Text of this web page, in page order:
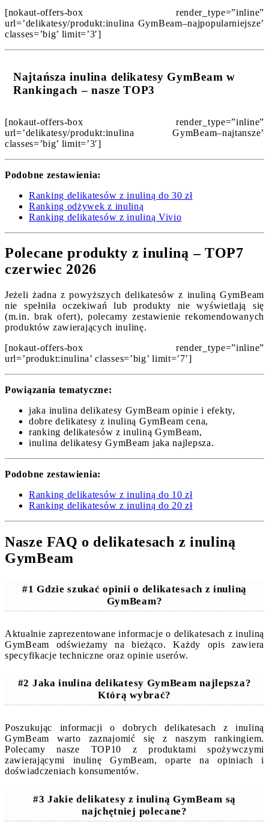
[nokaut-offers-box render_type=”inline”
url=’delikatesy/produkt:inulina GymBeam–najpopularniejsze’
classes=’big’ limit=’3′]
Najtańsza inulina delikatesy GymBeam w
Rankingach – nasze TOP3
[nokaut-offers-box render_type=”inline”
url=’delikatesy/produkt:inulina GymBeam–najtansze’
classes=’big’ limit=’3′]
Podobne zestawienia:
Ranking delikatesów z inuliną do 30 zł
Ranking odżywek z inuliną
Ranking delikatesów z inuliną Vivio
Polecane produkty z inuliną – TOP7
czerwiec 2026
Jeżeli żadna z powyższych delikatesów z inuliną GymBeam
nie spełniła oczekiwań lub produkty nie wyświetlają się
(m.in. brak ofert), polecamy zestawienie rekomendowanych
produktów zawierających inulinę.
[nokaut-offers-box render_type=”inline”
url=’produkt:inulina’ classes=’big’ limit=’7′]
Powiązania tematyczne:
jaka inulina delikatesy GymBeam opinie i efekty,
dobre delikatesy z inuliną GymBeam cena,
ranking delikatesów z inuliną GymBeam,
inulina delikatesy GymBeam jaka najlepsza.
Podobne zestawienia:
Ranking delikatesów z inuliną do 10 zł
Ranking delikatesów z inuliną do 20 zł
Nasze FAQ o delikatesach z inuliną
GymBeam
#1 Gdzie szukać opinii o delikatesach z inuliną
GymBeam?
Aktualnie zaprezentowane informacje o delikatesach z inuliną
GymBeam odświeżamy na bieżąco. Każdy opis zawiera
specyfikacje techniczne oraz opinie userów.
#2 Jaka inulina delikatesy GymBeam najlepsza?
Którą wybrać?
Poszukując informacji o dobrych delikatesach z inuliną
GymBeam warto zaznajomić się z naszym rankingiem.
Polecamy nasze TOP10 z produktami spożywczymi
zawierającymi inulinę GymBeam, oparte na opiniach i
doświadczeniach konsumentów.
#3 Jakie delikatesy z inuliną GymBeam są
najchętniej polecane?